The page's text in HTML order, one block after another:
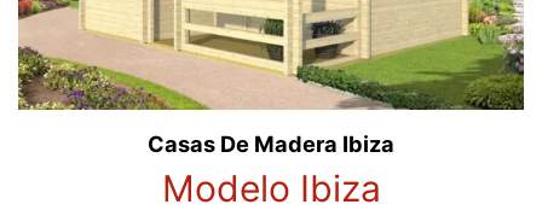
Casas De Madera Ibiza
Modelo Ibiza